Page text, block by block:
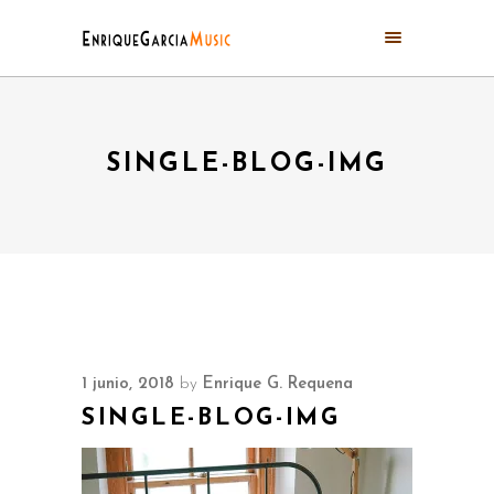
SINGLE-BLOG-IMG
1 junio, 2018 by Enrique G. Requena
SINGLE-BLOG-IMG